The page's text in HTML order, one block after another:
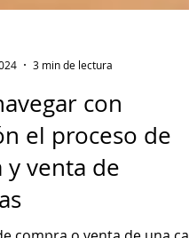
3 min de lectura
con
el proceso de